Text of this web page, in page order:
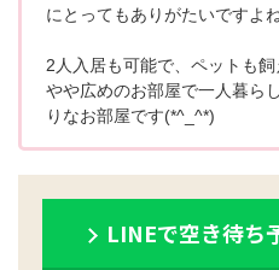
にとってもありがたいですよ
2人入居も可能で、ペットも
やや広めのお部屋で一人暮ら
りなお部屋です(*^_^*)
LINEで空き待ち